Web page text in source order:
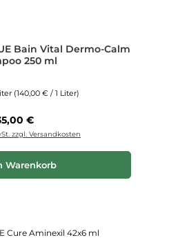
Bain Vital Dermo-Calm
250 ml
(140,00 € / 1 Liter)
Preis:
€
zzgl. Versandkosten
Warenkorb